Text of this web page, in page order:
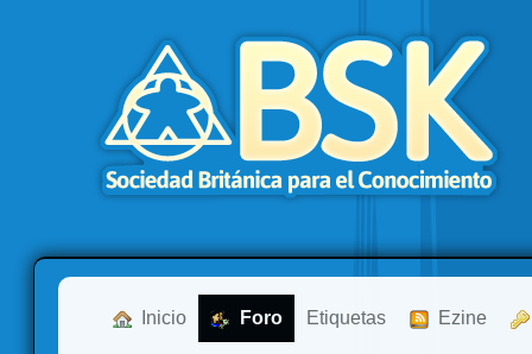
Inicio Foro Etiquetas Ezine